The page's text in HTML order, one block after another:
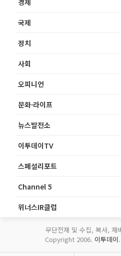
경제
국제
정치
사회
오피니언
문화·라이프
뉴스발전소
이투데이TV
스페셜리포트
Channel 5
위너스IR클럽
무단전재 및 수집, 복사, 재
Copyright 2006. 이투데이